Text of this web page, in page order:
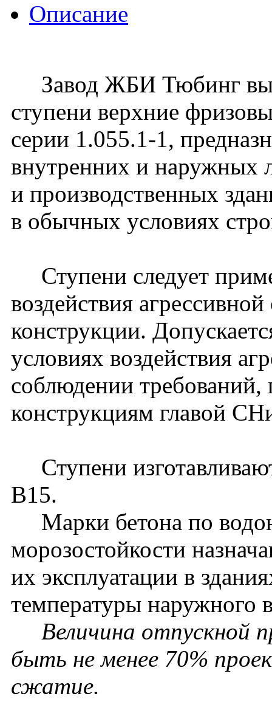
Описание
Завод ЖБИ Тюбинг
ступени верхние
серии 1.055.1-1,
внутренних и наружных
и производственных
в обычных условиях
Ступени следует
воздействия
конструкции.
условиях воздействия
соблюдении
конструкциям главой
Ступени
В15.
Марки бетона по
морозостойкости
их эксплуатации в
температуры наружного
Величина отпускной
быть не менее 70%
сжатие.